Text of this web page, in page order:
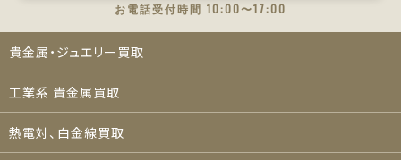
お電話受付時間 10:00〜17:00
貴金属・ジュエリー買取
工業系 貴金属買取
熱電対、白金線買取